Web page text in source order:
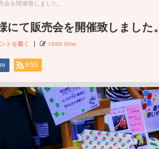
会を開催致しました。
にて販売会を開催致しました。
トを書く cloth tone
RSS